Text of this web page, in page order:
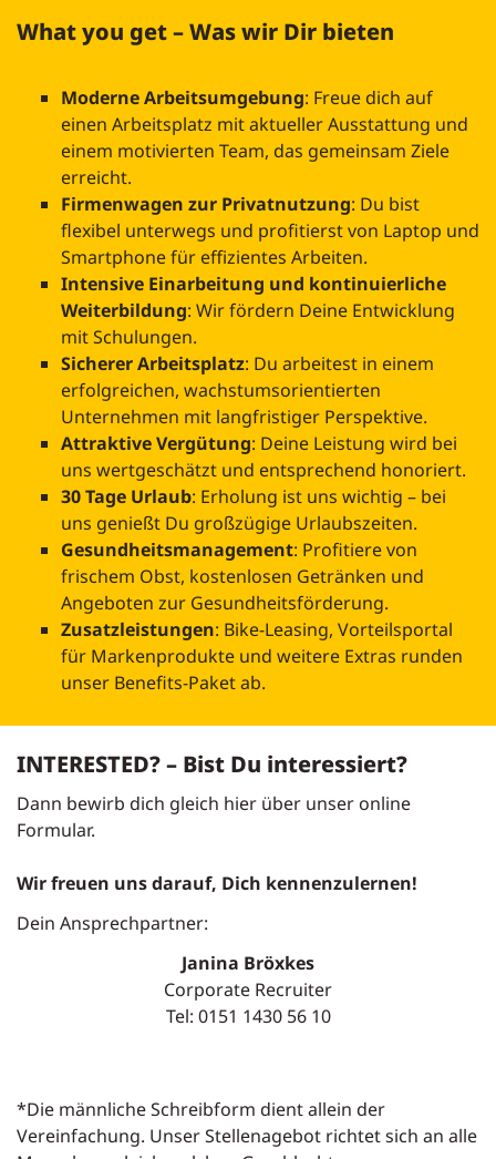
What you get – Was wir Dir bieten
Moderne Arbeitsumgebung: Freue dich auf
einen Arbeitsplatz mit aktueller Ausstattung und
einem motivierten Team, das gemeinsam Ziele
erreicht.
Firmenwagen zur Privatnutzung: Du bist
flexibel unterwegs und profitierst von Laptop und
Smartphone für effizientes Arbeiten.
Intensive Einarbeitung und kontinuierliche
Weiterbildung: Wir fördern Deine Entwicklung
mit Schulungen.
Sicherer Arbeitsplatz: Du arbeitest in einem
erfolgreichen, wachstumsorientierten
Unternehmen mit langfristiger Perspektive.
Attraktive Vergütung: Deine Leistung wird bei
uns wertgeschätzt und entsprechend honoriert.
30 Tage Urlaub: Erholung ist uns wichtig – bei
uns genießt Du großzügige Urlaubszeiten.
Gesundheitsmanagement: Profitiere von
frischem Obst, kostenlosen Getränken und
Angeboten zur Gesundheitsförderung.
Zusatzleistungen: Bike-Leasing, Vorteilsportal
für Markenprodukte und weitere Extras runden
unser Benefits-Paket ab.
INTERESTED? – Bist Du interessiert?
Dann bewirb dich gleich hier über unser online
Formular.
Wir freuen uns darauf, Dich kennenzulernen!
Dein Ansprechpartner:
Janina Bröxkes
Corporate Recruiter
Tel: 0151 1430 56 10
*Die männliche Schreibform dient allein der
Vereinfachung. Unser Stellenagebot richtet sich an alle